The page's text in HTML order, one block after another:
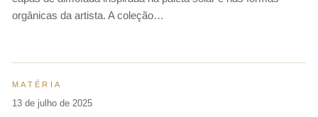
orgânicas da artista. A coleção…
MATÉRIA
13 de julho de 2025